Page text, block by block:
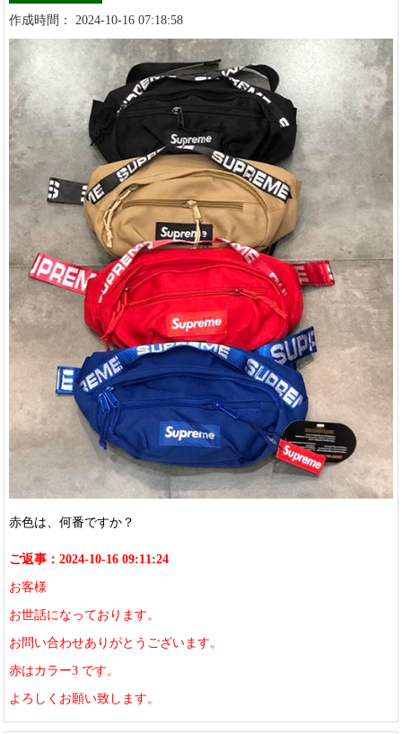
作成時間： 2024-10-16 07:18:58
赤色は、何番ですか？
ご返事：2024-10-16 09:11:24
お客様
お世話になっております。
お問い合わせありがとうございます。
赤はカラー3 です。
よろしくお願い致します。